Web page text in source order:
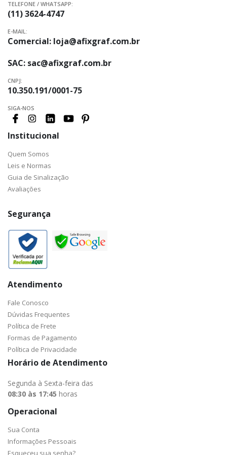
TELEFONE / WHATSAPP:
(11) 3624-4747
E-MAIL:
Comercial: loja@afixgraf.com.br
SAC: sac@afixgraf.com.br
CNPJ:
10.350.191/0001-75
SIGA-NOS
Institucional
Quem Somos
Leis e Normas
Guia de Sinalização
Avaliações
Segurança
Atendimento
Fale Conosco
Dúvidas Frequentes
Política de Frete
Formas de Pagamento
Política de Privacidade
Horário de Atendimento
Segunda à Sexta-feira das
08:30 às 17:45 horas
Operacional
Sua Conta
Informações Pessoais
Esqueceu sua senha?